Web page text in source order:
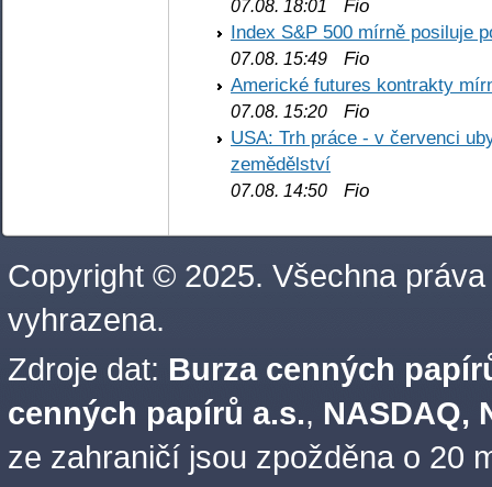
07.08. 18:01
Fio
Index S&P 500 mírně posiluje
07.08. 15:49 Fio
Americké futures kontrakty
07.08. 15:20 Fio
USA: Trh práce - v červenci
zemědělství
07.08. 14:50 Fio
Copyright © 2025. Všechna práva
vyhrazena.
Zdroje dat: Burza cenných
cenných papírů a.s., NASDAQ,
ze zahraničí jsou zpožděna o 20